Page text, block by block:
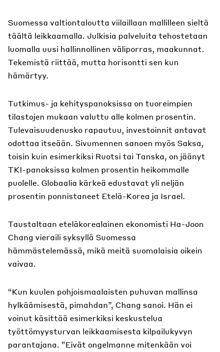
Suomessa valtiontaloutta viilaillaan mallilleen sieltä
täältä leikkaamalla. Julkisia palveluita tehostetaan
luomalla uusi hallinnollinen väliporras, maakunnat.
Tekemistä riittää, mutta horisontti sen kun
hämärtyy.
Tutkimus- ja kehityspanoksissa on tuoreimpien
tilastojen mukaan valuttu alle kolmen prosentin.
Tulevaisuudenusko rapautuu, investoinnit antavat
odottaa itseään. Sivumennen sanoen myös Saksa,
toisin kuin esimerkiksi Ruotsi tai Tanska, on jäänyt
TKI-panoksissa kolmen prosentin heikommalle
puolelle. Globaalia kärkeä edustavat yli neljän
prosentin ponnistaneet Etelä-Korea ja Israel.
Taustaltaan eteläkorealainen ekonomisti Ha-Joon
Chang vieraili syksyllä Suomessa
hämmästelemässä, mikä meitä suomalaisia oikein
vaivaa.
“Kun kuulen pohjoismaalaisten puhuvan mallinsa
hylkäämisestä, pimahdan”, Chang sanoi. Hän ei
voinut käsittää esimerkiksi keskustelua
työttömyysturvan leikkaamisesta kilpailukyvyn
parantajana. ”Eivät ongelmanne mitenkään voi